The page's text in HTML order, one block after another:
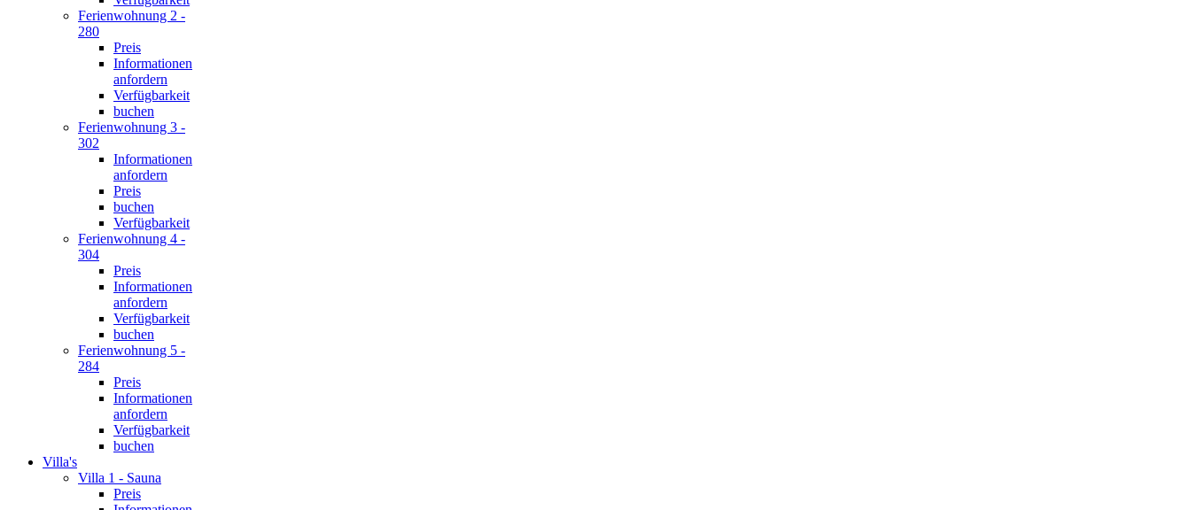
Ferienwohnung 2 -
280
Preis
Informationen
anfordern
Verfügbarkeit
buchen
Ferienwohnung 3 -
302
Informationen
anfordern
Preis
buchen
Verfügbarkeit
Ferienwohnung 4 -
304
Preis
Informationen
anfordern
Verfügbarkeit
buchen
Ferienwohnung 5 -
284
Preis
Informationen
anfordern
Verfügbarkeit
buchen
Villa's
Villa 1 - Sauna
Preis